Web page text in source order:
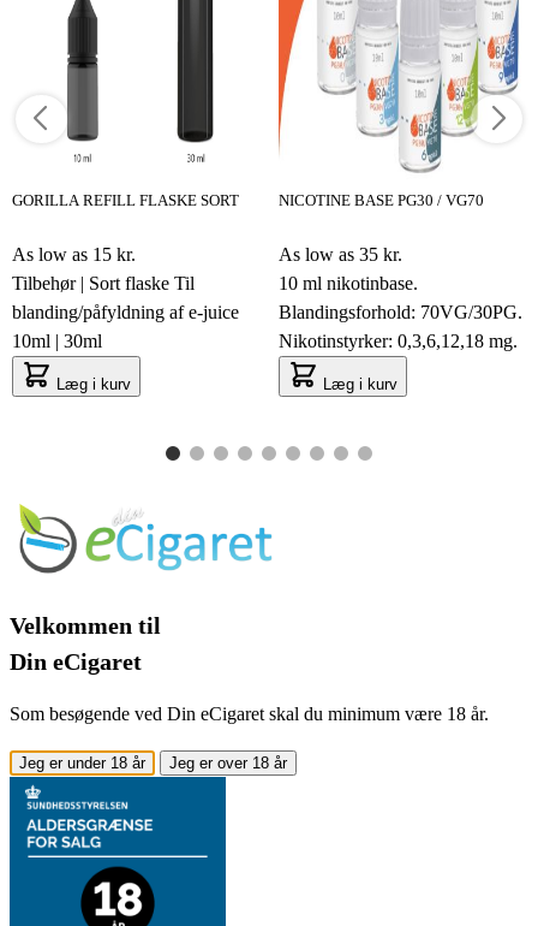
GORILLA REFILL FLASKE SORT
As low as 15 kr.
Tilbehør | Sort flaske Til
blanding/påfyldning af e-juice
10ml | 30ml
Læg i kurv
NICOTINE BASE PG30 / VG70
As low as 35 kr.
10 ml nikotinbase.
Blandingsforhold: 70VG/30PG.
Nikotinstyrker: 0,3,6,12,18 mg.
Læg i kurv
Velkommen til
Din eCigaret
Som besøgende ved Din eCigaret skal du minimum være 18 år.
Jeg er under 18 år Jeg er over 18 år